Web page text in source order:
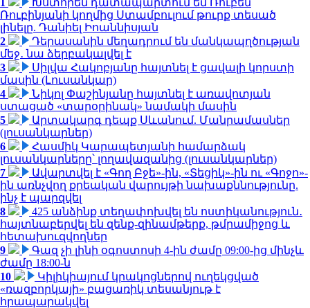
Ռուբինյանի կողմից Ստամբուլում թուրք տեսած
լինելը. Դանիել Իոաննիսյան
2
Դերասանին մեղադրում են մանկապղծության
մեջ․ նա ձերբակալվել է
3
Սիլվա Հակոբյանը հայտնել է ցավալի կորստի
մասին (Լուսանկար)
4
Նիկոլ Փաշինյանը հայտնել է առավոտյան
ստացած «տարօրինակ» նամակի մասին
5
Արտակարգ դեպք Սևանում. Մանրամասներ
(լուսանկարներ)
6
Հասմիկ Կարապետյանի համարձակ
լուսանկարները՝ լողավազանից (լուսանկարներ)
7
Ավարտվել է «Գող Բջե»-ին, «Տեցիկ»-ին ու «Գոջո»-
ին առնչվող քրեական վարույթի նախաքննությունը.
ինչ է պարզվել
8
425 անձինք տեղափոխվել են ոստիկանություն․
հայտնաբերվել են զենք-զինամթերք, թմրամիջոց և
հետախուզվողներ
9
Գազ չի լինի օգոստոսի 4-ին ժամը 09:00-ից մինչև
ժամը 18:00-ն
10
Կիլիկիայում կրակոցներով ուղեկցված
«ռազբորկայի» բացառիկ տեսանյութ է
հրապարակվել